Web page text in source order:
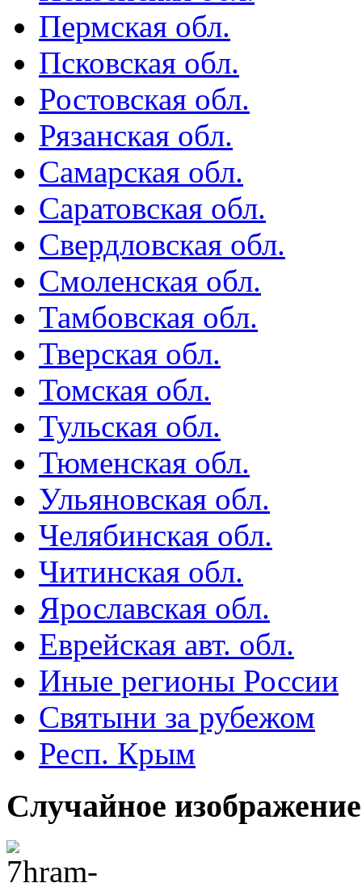
Пермская обл.
Псковская обл.
Ростовская обл.
Рязанская обл.
Самарская обл.
Саратовская обл.
Свердловская обл.
Смоленская обл.
Тамбовская обл.
Тверская обл.
Томская обл.
Тульская обл.
Тюменская обл.
Ульяновская обл.
Челябинская обл.
Читинская обл.
Ярославская обл.
Еврейская авт. обл.
Иные регионы России
Святыни за рубежом
Респ. Крым
Случайное изображение